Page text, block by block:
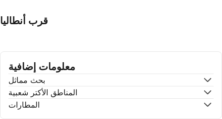
قرب أنطاليا
معلومات إضافية
بحث مماثل
المناطق الأكتر شعبية
المطارات